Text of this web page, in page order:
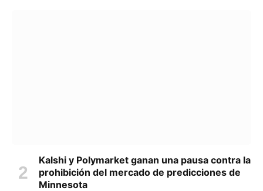
Kalshi y Polymarket ganan una pausa contra la
prohibición del mercado de predicciones de
Minnesota